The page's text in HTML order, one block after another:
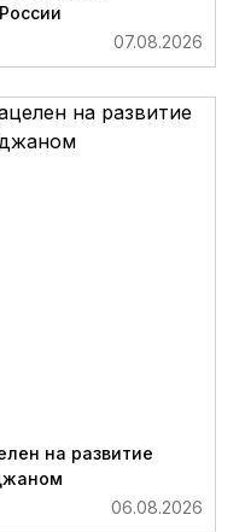
07.08.2026
на развитие
06.08.2026